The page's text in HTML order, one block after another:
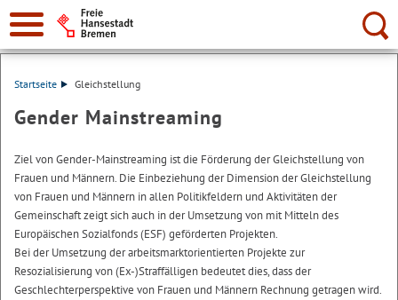
Suche:
Startseite Gleichstellung
Gender Mainstreaming
Ziel von Gender-Mainstreaming ist die Förderung der Gleichstellung von
Frauen und Männern. Die Einbeziehung der Dimension der Gleichstellung
von Frauen und Männern in allen Politikfeldern und Aktivitäten der
Gemeinschaft zeigt sich auch in der Umsetzung von mit Mitteln des
Europäischen Sozialfonds (ESF) geförderten Projekten.
Bei der Umsetzung der arbeitsmarktorientierten Projekte zur
Resozialisierung von (Ex-)Straffälligen bedeutet dies, dass der
Geschlechterperspektive von Frauen und Männern Rechnung getragen wird.